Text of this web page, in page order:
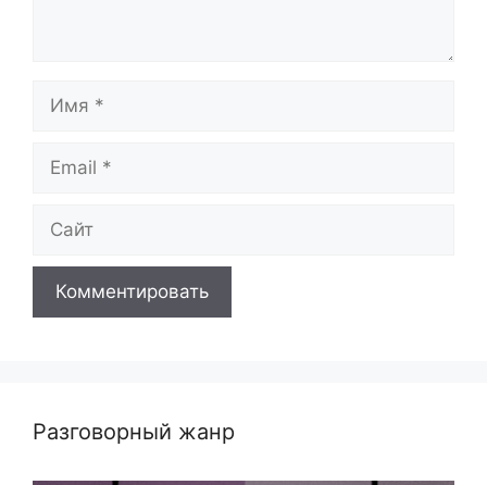
Имя
Email
Сайт
Разговорный жанр